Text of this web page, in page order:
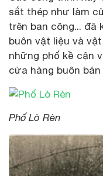
sắt thép như làm
trên ban công... đã
buôn vật liệu và
những phố kề cận
cửa hàng buôn
Phố Lò Rèn